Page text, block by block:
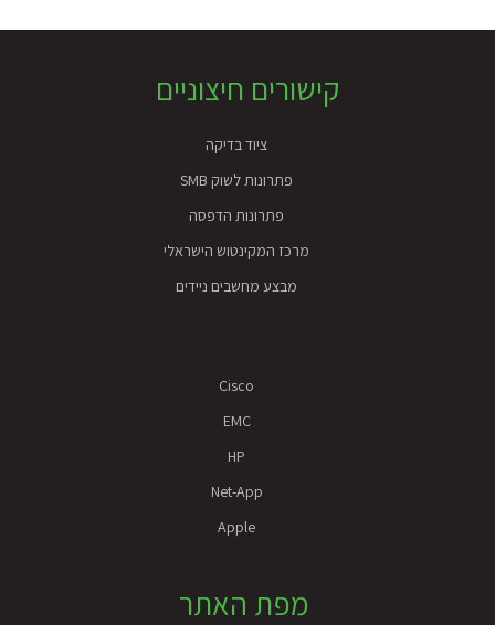
קישורים חיצוניים
ציוד בדיקה
פתרונות לשוק SMB
פתרונות הדפסה
מרכז המקינטוש הישראלי
מבצע מחשבים ניידים
Cisco
EMC
HP
Net-App
Apple
מפת האתר